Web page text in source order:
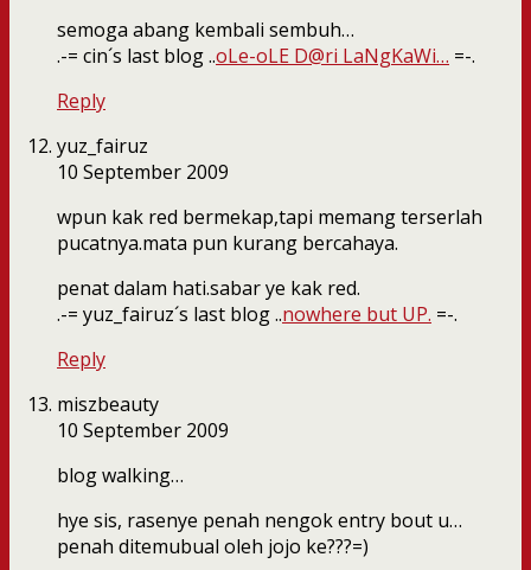
semoga abang kembali sembuh…
.-= cin´s last blog ..oLe-oLE D@ri LaNgKaWi… =-.
Reply
yuz_fairuz
10 September 2009
wpun kak red bermekap,tapi memang terserlah
pucatnya.mata pun kurang bercahaya.
penat dalam hati.sabar ye kak red.
.-= yuz_fairuz´s last blog ..nowhere but UP. =-.
Reply
miszbeauty
10 September 2009
blog walking…
hye sis, rasenye penah nengok entry bout u…
penah ditemubual oleh jojo ke???=)